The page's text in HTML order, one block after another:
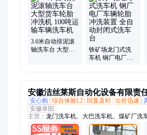
3.6米自动排泥滚
轴洗车台 大型货
铁矿场龙门式洗
车机 钢厂电厂车
安徽洁丝莱斯自动化设备有限责
安心购
综合体验L2 回复及时 出价迅速
安徽阜阳
主营： 龙门洗车机、大巴洗车机、煤矿厂洗
机、公交洗车机、砂石厂车辆洗车机、搅拌